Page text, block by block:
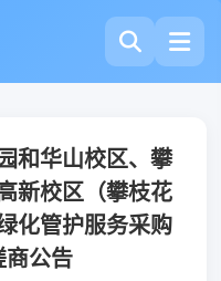
和华山校区、攀
新校区（攀枝花
化管护服务采购
商公告